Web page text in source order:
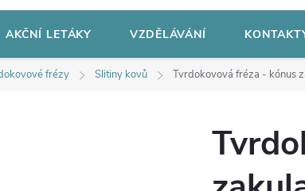
AKČNÍ LETÁKY VZDĚLÁVÁNÍ
frézy Slitiny kovů Tvrdokovová fréza - kónus